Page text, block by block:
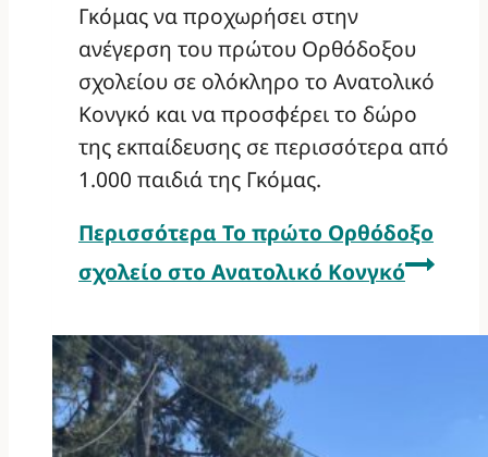
Γκόμας να προχωρήσει στην
ανέγερση του πρώτου Ορθόδοξου
σχολείου σε ολόκληρο το Ανατολικό
Κονγκό και να προσφέρει το δώρο
της εκπαίδευσης σε περισσότερα από
1.000 παιδιά της Γκόμας.
Περισσότερα Το πρώτο Ορθόδοξο
σχολείο στο Ανατολικό Κονγκό